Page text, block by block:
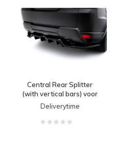
Central Rear Splitter
(with vertical bars) voor
Land Rover Range Rover
Sport L494
Deliverytime